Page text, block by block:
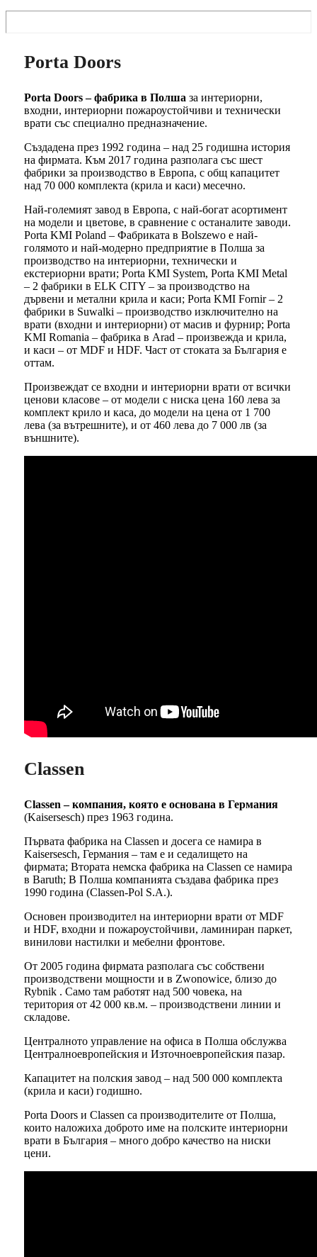
Porta Doors
Porta Doors – фабрика в Полша за интериорни,
входни, интериорни пожароустойчиви и технически
врати със специално предназначение.
Създадена през 1992 година – над 25 годишна история
на фирмата. Към 2017 година разполага със шест
фабрики за производство в Европа, с общ капацитет
над 70 000 комплекта (крила и каси) месечно.
Най-големият завод в Европа, с най-богат асортимент
на модели и цветове, в сравнение с останалите заводи.
Porta KMI Poland – Фабриката в Bolszewo е най-
голямото и най-модерно предприятие в Полша за
производство на интериорни, технически и
екстериорни врати; Porta KMI System, Porta KMI Metal
– 2 фабрики в ELK CITY – за производство на
дървени и метални крила и каси; Porta KMI Fornir – 2
фабрики в Suwalki – производство изключително на
врати (входни и интериорни) от масив и фурнир; Porta
KMI Romania – фабрика в Arad – произвежда и крила,
и каси – от MDF и HDF. Част от стоката за България е
оттам.
Произвеждат се входни и интериорни врати от всички
ценови класове – от модели с ниска цена 160 лева за
комплект крило и каса, до модели на цена от 1 700
лева (за вътрешните), и от 460 лева до 7 000 лв (за
външните).
Classen
Classen – компания, която е основана в Германия
(Kaisersesch) през 1963 година.
Първата фабрика на Classen и досега се намира в
Kaisersesch, Германия – там е и седалището на
фирмата; Втората немска фабрика на Classen се намира
в Baruth; В Полша компанията създава фабрика през
1990 година (Classen-Pol S.A.).
Основен производител на интериорни врати от MDF
и HDF, входни и пожароустойчиви, ламиниран паркет,
винилови настилки и мебелни фронтове.
От 2005 година фирмата разполага със собствени
производствени мощности и в Zwonowice, близо до
Rybnik . Само там работят над 500 човека, на
територия от 42 000 кв.м. – производствени линии и
складове.
Централното управление на офиса в Полша обслужва
Централноевропейския и Източноевропейския пазар.
Капацитет на полския завод – над 500 000 комплекта
(крила и каси) годишно.
Porta Doors и Classen са производителите от Полша,
които наложиха доброто име на полските интериорни
врати в България – много добро качество на ниски
цени.